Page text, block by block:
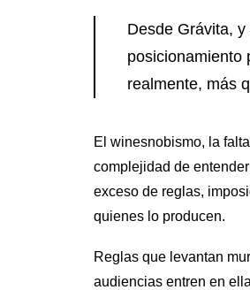
Desde Grávita,
posicionamiento
realmente, más
El winesnobismo, la
complejidad de
exceso de reglas,
quienes lo producen.
Reglas que levantan
audiencias entren en